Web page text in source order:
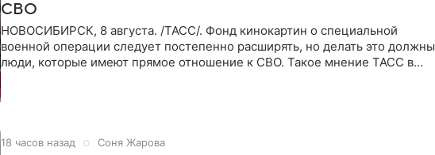
СВО
НОВОСИБИРСК, 8 августа. /ТАСС/. Фонд кинокартин о специальной
военной операции следует постепенно расширять, но делать это должны
люди, которые имеют прямое отношение к СВО. Такое мнение ТАСС в
18 часов назад Соня Жарова